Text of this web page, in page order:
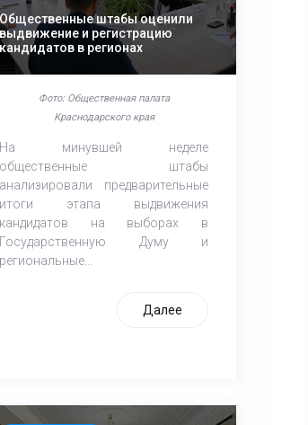
Общественные штабы оценили
выдвижение и регистрацию
кандидатов в регионах
Фото: Общественная палата
Краснодарского края
На минувшей неделе
общественные штабы
анализировали предварительные
итоги этапа выдвижения
кандидатов на выборах в
Государственную Думу и
региональные...
Далее